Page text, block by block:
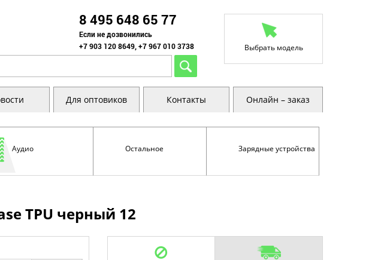
8 495 648 65 77
Если не дозвонились
+7 903 120 8649, +7 967 010 3738
Выбрать модель
Для оптовиков Контакты Онлайн – заказ
Аудио Остальное Зарядные устройства
TPU черный 12